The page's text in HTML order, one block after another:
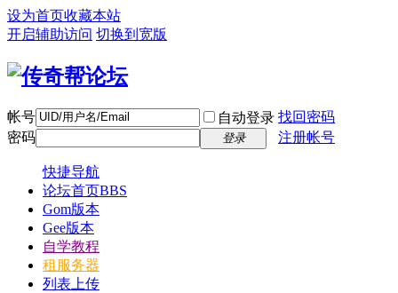
设为首页收藏本站
开启辅助访问 切换到宽版
帐号 自动登录 找回密码
密码
登录 注册帐号
快捷导航
论坛首页BBS
Gom版本
Gee版本
自学教程
租服务器
列表上传